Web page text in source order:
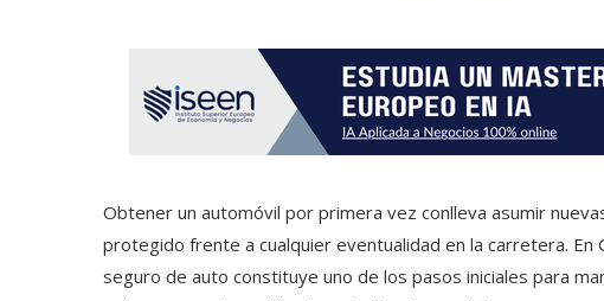
Obtener un automóvil por primera vez conlleva asumir
protegido frente a cualquier eventualidad en la carretera.
seguro de auto constituye uno de los pasos iniciales para